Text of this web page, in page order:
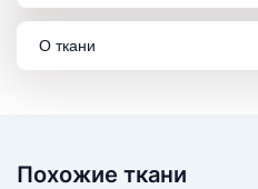
О ткани
Похожие ткани